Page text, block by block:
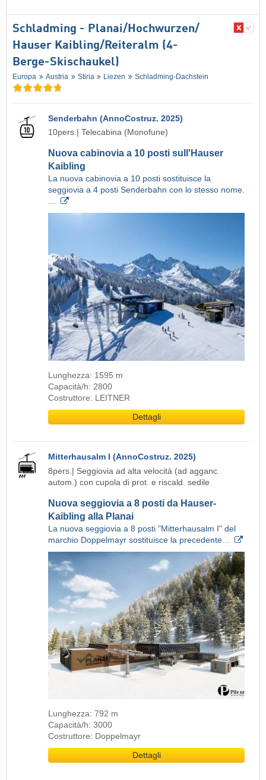
Schladming - Planai/​Hochwurzen/​
Hauser Kaibling/​Reiteralm (4-
Berge-Skischaukel)
Europa Austria Stiria Liezen Schladming-Dachstein
Senderbahn (AnnoCostruz. 2025)
10pers.| Telecabina (Monofune)
Nuova cabinovia a 10 posti sull'Hauser
Kaibling
La nuova cabinovia a 10 posti sostituisce la
seggiovia a 4 posti Senderbahn con lo stesso nome.
…
Lunghezza: 1595 m
Capacità/h: 2800
Costruttore: LEITNER
Dettagli
Mitterhausalm I (AnnoCostruz. 2025)
8pers.| Seggiovia ad alta velocità (ad agganc.
autom.) con cupola di prot. e riscald. sedile
Nuova seggiovia a 8 posti da Hauser-
Kaibling alla Planai
La nuova seggiovia a 8 posti "Mitterhausalm I" del
marchio Doppelmayr sostituisce la precedente…
Lunghezza: 792 m
Capacità/h: 3000
Costruttore: Doppelmayr
Dettagli